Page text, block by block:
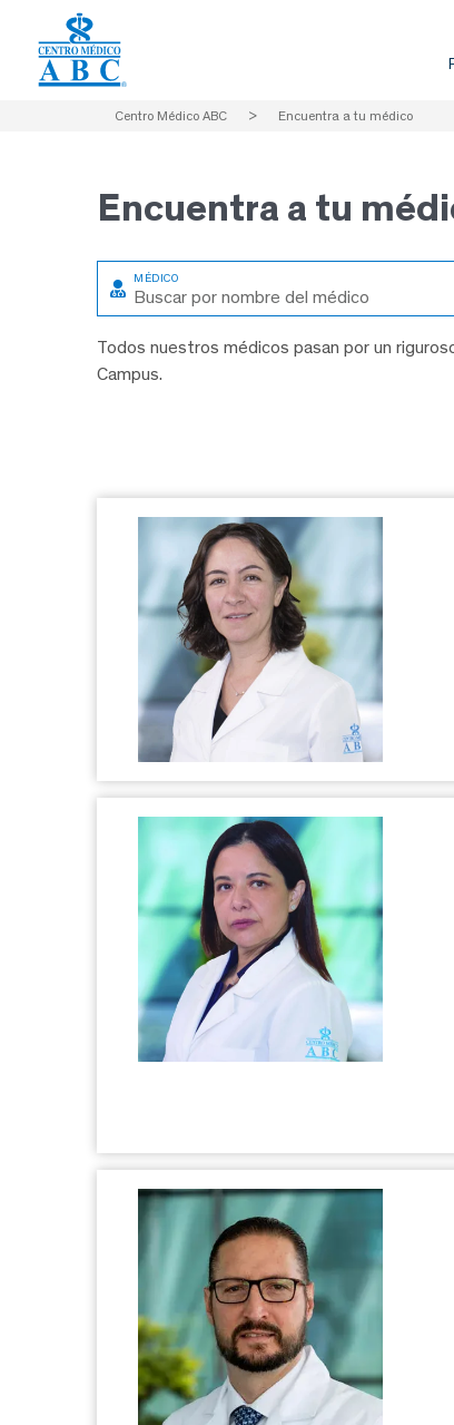
Centro Médico ABC > Encuentra a tu médico
Encuentra a tu
Buscar por nombre del médico
Todos nuestros médicos pasan por un
Campus.